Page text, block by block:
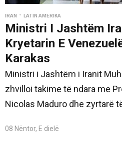
İRAN • LATIN AMERIKA
Ministri I Jashtëm
Kryetarin E
Karakas
Ministri i Jashtëm i Iranit
zhvilloi takime të ndara me
Nicolas Maduro dhe zyrtarë
08 Nëntor, E dielë